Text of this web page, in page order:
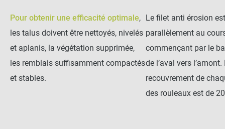
Pour obtenir une efficacité optimale,
les talus doivent être nettoyés, nivelés
et aplanis, la végétation supprimée,
les remblais suffisamment compactés
et stables.
Le filet anti érosion
parallèlement au
commençant par le
de l’aval vers l’amont.
recouvrement de
des rouleaux est de